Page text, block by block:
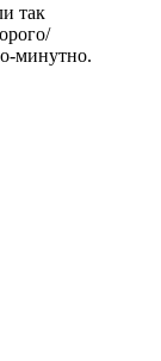
так
минутно.